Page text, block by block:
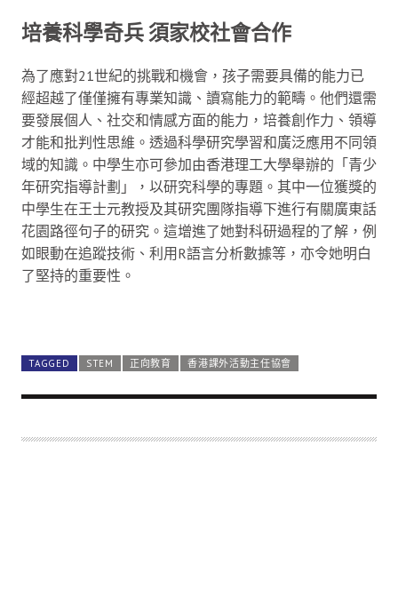
培養科學奇兵 須家校社會合作
為了應對21世紀的挑戰和機會，孩子需要具備的能力已
經超越了僅僅擁有專業知識、讀寫能力的範疇。他們還需
要發展個人、社交和情感方面的能力，培養創作力、領導
才能和批判性思維。透過科學研究學習和廣泛應用不同領
域的知識。中學生亦可參加由香港理工大學舉辦的「青少
年研究指導計劃」，以研究科學的專題。其中一位獲獎的
中學生在王士元教授及其研究團隊指導下進行有關廣東話
花園路徑句子的研究。這增進了她對科研過程的了解，例
如眼動在追蹤技術、利用R語言分析數據等，亦令她明白
了堅持的重要性。
TAGGED STEM 正向教育 香港課外活動主任協會